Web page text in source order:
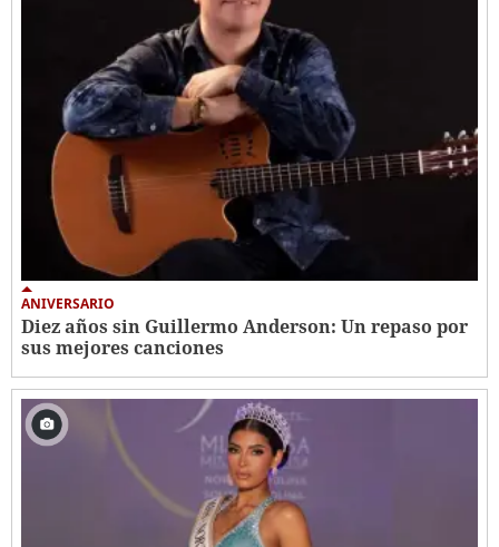
ANIVERSARIO
Diez años sin Guillermo Anderson: Un repaso por
sus mejores canciones